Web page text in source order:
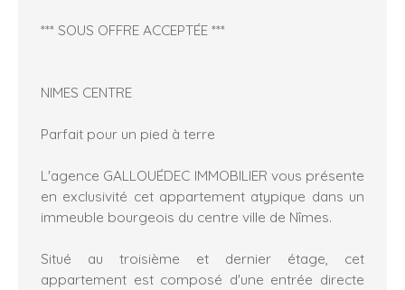
*** SOUS OFFRE ACCEPTÉE ***
NIMES CENTRE
Parfait pour un pied à terre
L'agence GALLOUÉDEC IMMOBILIER vous présente
en exclusivité cet appartement atypique dans un
immeuble bourgeois du centre ville de Nîmes.
Situé au troisième et dernier étage, cet
appartement est composé d'une entrée directe